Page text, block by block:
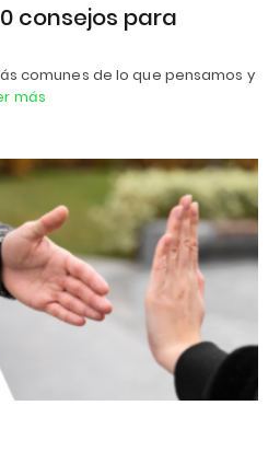
consejos para
comunes de lo que pensamos y
más